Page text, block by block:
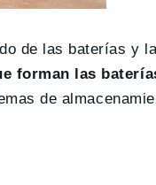
de las baterías y
forman las
de